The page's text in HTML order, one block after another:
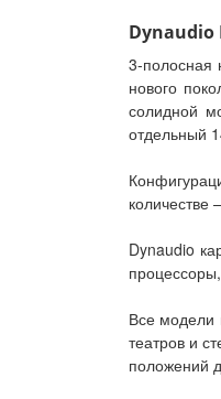
Dynaudio
3-полосная
нового
солидной
отдельный
количестве
Dynaudio
Все модели
театров и
положений